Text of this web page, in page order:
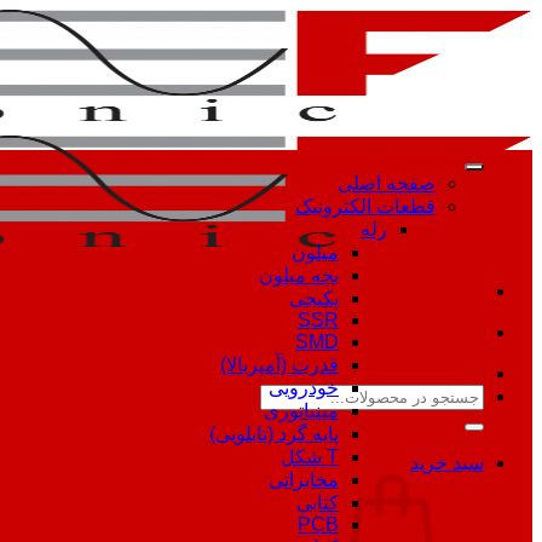
Skip
جستجو
سبد خرید
صفحه اصلی
قطعات الکترونیک
رله
میلون
بچه میلون
پکیجی
SSR
SMD
قدرت (آمپربالا)
خودرویی
مینیاتوری
پایه گرد (تابلویی)
T شکل
مخابراتی
کتابی
PCB